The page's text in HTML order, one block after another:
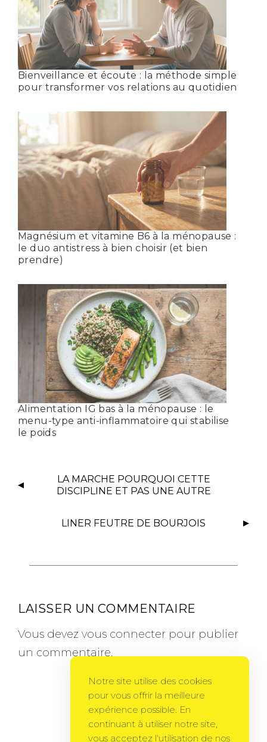
Bienveillance et écoute : la méthode simple
pour transformer vos relations au quotidien
Magnésium et vitamine B6 à la ménopause :
le duo antistress à bien choisir (et bien
prendre)
Alimentation IG bas à la ménopause : le
menu-type anti-inflammatoire qui stabilise
le poids
LA MARCHE POURQUOI CETTE
DISCIPLINE ET PAS UNE AUTRE
LINER FEUTRE DE BOURJOIS
LAISSER UN COMMENTAIRE
Vous devez vous connecter pour publier
un commentaire.
Gema Theme by PixelGrade
Notre site utilise des cookies
pour vous offrir la meilleure
expérience possible. En
continuant à utiliser notre site,
vous acceptez l'utilisation de nos